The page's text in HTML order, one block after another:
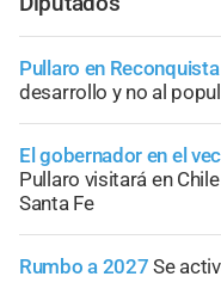
Pullaro en Reconquista
desarrollo y no al
El gobernador en el
Pullaro visitará en
Santa Fe
Rumbo a 2027 Se